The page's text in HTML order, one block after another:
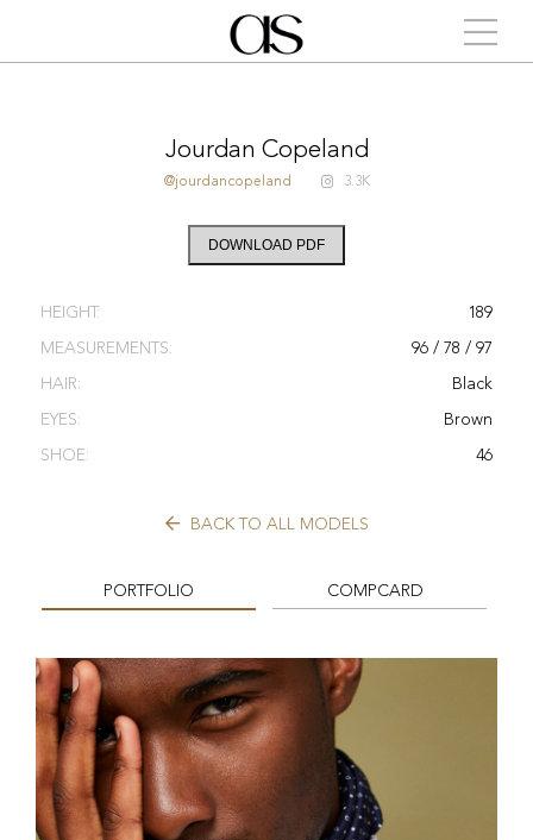
Jourdan Copeland
@jourdancopeland 3.3K
DOWNLOAD PDF
HEIGHT: 189
MEASUREMENTS: 96 / 78 / 97
HAIR: Black
EYES: Brown
SHOE: 46
BACK TO ALL MODELS
PORTFOLIO COMPCARD